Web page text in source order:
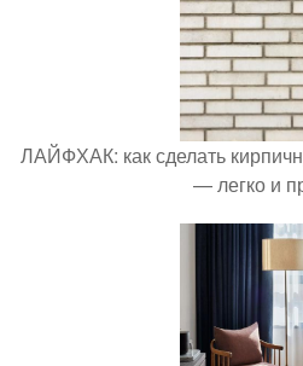
ЛАЙФХАК: как сделать
— легко и